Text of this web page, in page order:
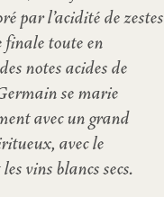
par l’acidité de zestes
finale toute en
notes acides de
se marie
avec un grand
avec le
vins blancs secs.